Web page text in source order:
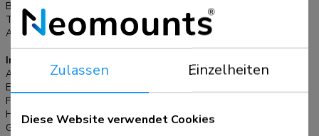
plastikfrei und besteht vollständig aus Karton und Papier. Für
die Installation an der Wand ist der Wandadapter AWL75-
Breite:
Tiefe:
56,8 cm
Anpassungstyp:
Gasfeder
Informationen
Artikelnummer:
DS70PLUS-450BL1
EAN:
Farbe:
Hauptmaterial:
Stahl
Garantie:
Zulassen Einzelheiten
Diese Website verwendet Cookies